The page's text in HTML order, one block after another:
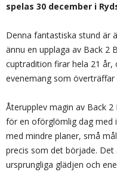
spelas 30 december i
Denna fantastiska stund är
ännu en upplaga av Back 2
cuptradition firar hela 21
evenemang som överträffar
Återupplev magin av Back
för en oförglömlig dag med
med mindre planer, små
precis som det började.
ursprungliga glädjen och